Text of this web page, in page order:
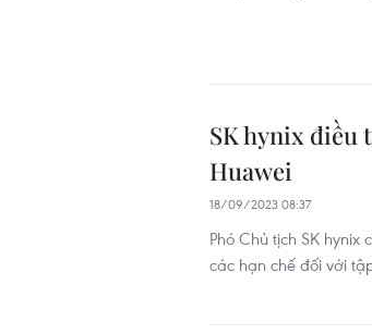
SK hynix điều
Huawei
18/09/2023 08:37
Phó Chủ tịch SK
các hạn chế đối với